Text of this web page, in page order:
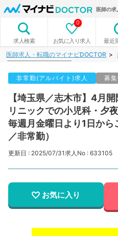
医師の求
求人検索 お気に入り求人
0
最近
医師求人・転職のマイナビDOCTOR
非常勤(アルバイト)求人 募
【埼玉県／志木市】4月
リニックでの小児科・
毎週月金曜日より1日か
／非常勤）
更新日 : 2025/07/31求人No : 633105
お気に入り